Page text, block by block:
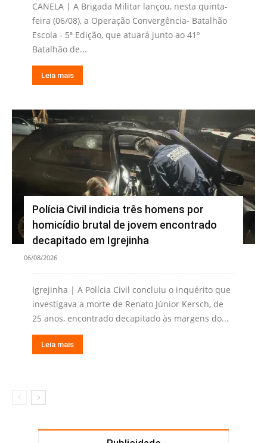
CANELA | A Brigada Militar lançou, nesta quinta-
feira (06/08), a Operação Convergência- Batalhão
Escola - 5ª Edição, que atuará junto ao 41º
Batalhão de...
Leia mais
Polícia Civil indicia três homens por
homicídio brutal de jovem encontrado
decapitado em Igrejinha
06/08/2026
Igrejinha | A Polícia Civil concluiu o inquérito que
investigava a morte de Renato Júnior Kersch, de
25 anos, encontrado decapitado às margens do...
Leia mais